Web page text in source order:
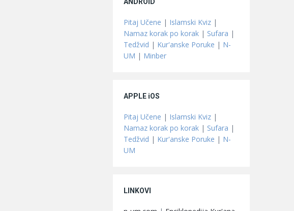
Pitaj Učene | Islamski Kviz |
Namaz korak po korak | Sufara |
Tedžvid | Kur'anske Poruke | N-
UM | Minber
APPLE iOS
Pitaj Učene | Islamski Kviz |
Namaz korak po korak | Sufara |
Tedžvid | Kur'anske Poruke | N-
UM
LINKOVI